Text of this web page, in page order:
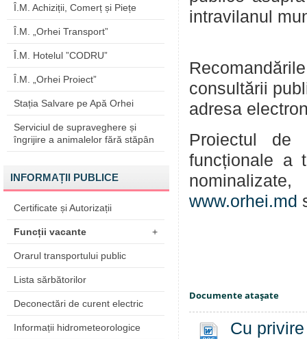
Î.M. Achiziții, Comerț și Piețe
Î.M. „Orhei Transport”
Î.M. Hotelul ”CODRU”
Î.M. „Orhei Proiect”
Stația Salvare pe Apă Orhei
Serviciul de supraveghere și
îngrijire a animalelor fără stăpân
INFORMAȚII PUBLICE
Certificate și Autorizații
Funcții vacante +
Orarul transportului public
Lista sărbătorilor
Deconectări de curent electric
Informații hidrometeorologice
intravilanul
consultării
adresa
Proiectul de
funcționale a
www.orhei.md
Documente ataşate
Cu